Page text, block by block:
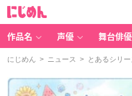
作品名 声優 舞台俳優
にじめん > ニュース > とあるシリ